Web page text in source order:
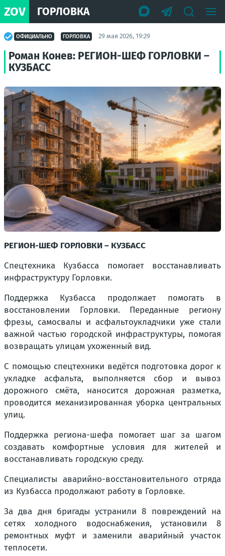
ZOV ГОРЛОВКА
ОФИЦИАЛЬНО ГОРЛОВКА 29 мая 2026, 19:29
Роман Конев: РЕГИОН-ШЕФ ГОРЛОВКИ –
КУЗБАСС
РЕГИОН-ШЕФ ГОРЛОВКИ – КУЗБАСС
Спецтехника Кузбасса помогает восстанавливать
инфраструктуру Горловки.
Поддержка Кузбасса продолжает помогать в
восстановлении Горловки. Переданные региону
фрезы, самосвалы и асфальтоукладчики уже стали
важной частью городской инфраструктуры, помогая
возвращать улицам ухоженный вид.
С помощью спецтехники ведётся подготовка дорог к
укладке асфальта, выполняется сбор и вывоз
дорожного смёта, наносится дорожная разметка,
проводится механизированная уборка центральных
улиц.
Поддержка региона-шефа помогает шаг за шагом
создавать комфортные условия для жителей и
восстанавливать городскую среду.
Специалисты аварийно-восстановительного отряда
из Кузбасса продолжают работу в Горловке.
За два дня бригады устранили 8 повреждений на
сетях холодного водоснабжения, установили 8
ремонтных муфт и заменили аварийный участок
теплосети.